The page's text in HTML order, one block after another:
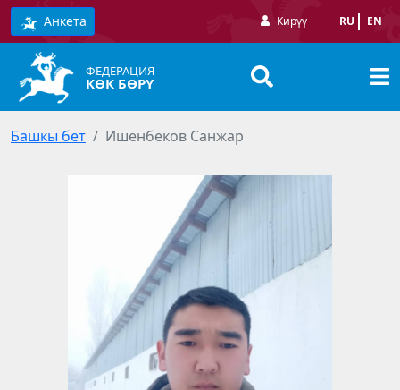
Анкета Кирүү RU EN
ФЕДЕРАЦИЯ
КӨК БӨРҮ
Башкы бет Ишенбеков Санжар